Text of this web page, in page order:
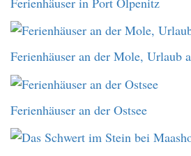
Ferienhäuser an der Mole, Urlaub
Ferienhäuser an der Ostsee